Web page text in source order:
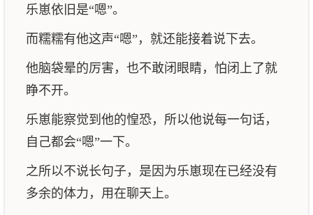
乐崽依旧是“嗯”。
而糯糯有他这声“嗯”，就还能接着说下去。
他脑袋晕的厉害，也不敢闭眼睛，怕闭上了就
睁不开。
乐崽能察觉到他的惶恐，所以他说每一句话，
自己都会“嗯”一下。
之所以不说长句子，是因为乐崽现在已经没有
多余的体力，用在聊天上。